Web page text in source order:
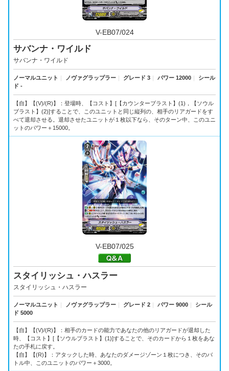
V-EB07/024
サバンナ・ワイルド
サバンナ・ワイルド
ノーマルユニット ノヴァグラップラー グレード 3 パワー 12000
シール
ド -
【自】【(V)/(R)】：登場時、【コスト】[【カウンターブラスト】(1)，【ソウル
ブラスト】(2)]することで、このユニットと同じ縦列の、相手のリアガードをす
べて退却させる。退却させたユニットが１枚以下なら、そのターン中、このユニ
ットのパワー＋15000。
V-EB07/025
スタイリッシュ・ハスラー
スタイリッシュ・ハスラー
ノーマルユニット ノヴァグラップラー グレード 2 パワー 9000
シール
ド 5000
【自】【(V)/(R)】：相手のカードの能力であなたの他のリアガードが退却した
時、【コスト】[【ソウルブラスト】(1)]することで、そのカードから１枚をあな
たの手札に戻す。
【自】【(R)】：アタックした時、あなたのダメージゾーン１枚につき、そのバ
トル中、このユニットのパワー＋3000。